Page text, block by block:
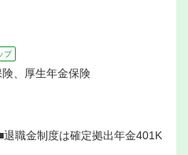
プ
、厚生年金保険
職金制度は確定拠出年金401K